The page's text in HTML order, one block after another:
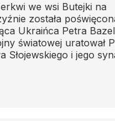
we wsi Butejki na
została
Ukraińca Petra
światowej uratował
Słojewskiego i jego